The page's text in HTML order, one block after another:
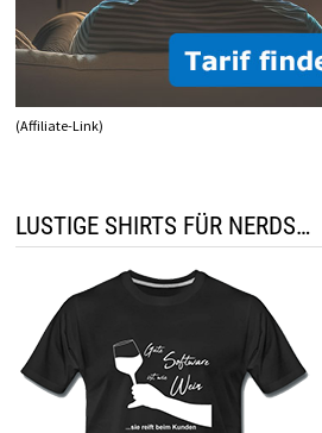
(Affiliate-Link)
LUSTIGE SHIRTS FÜR NERDS…